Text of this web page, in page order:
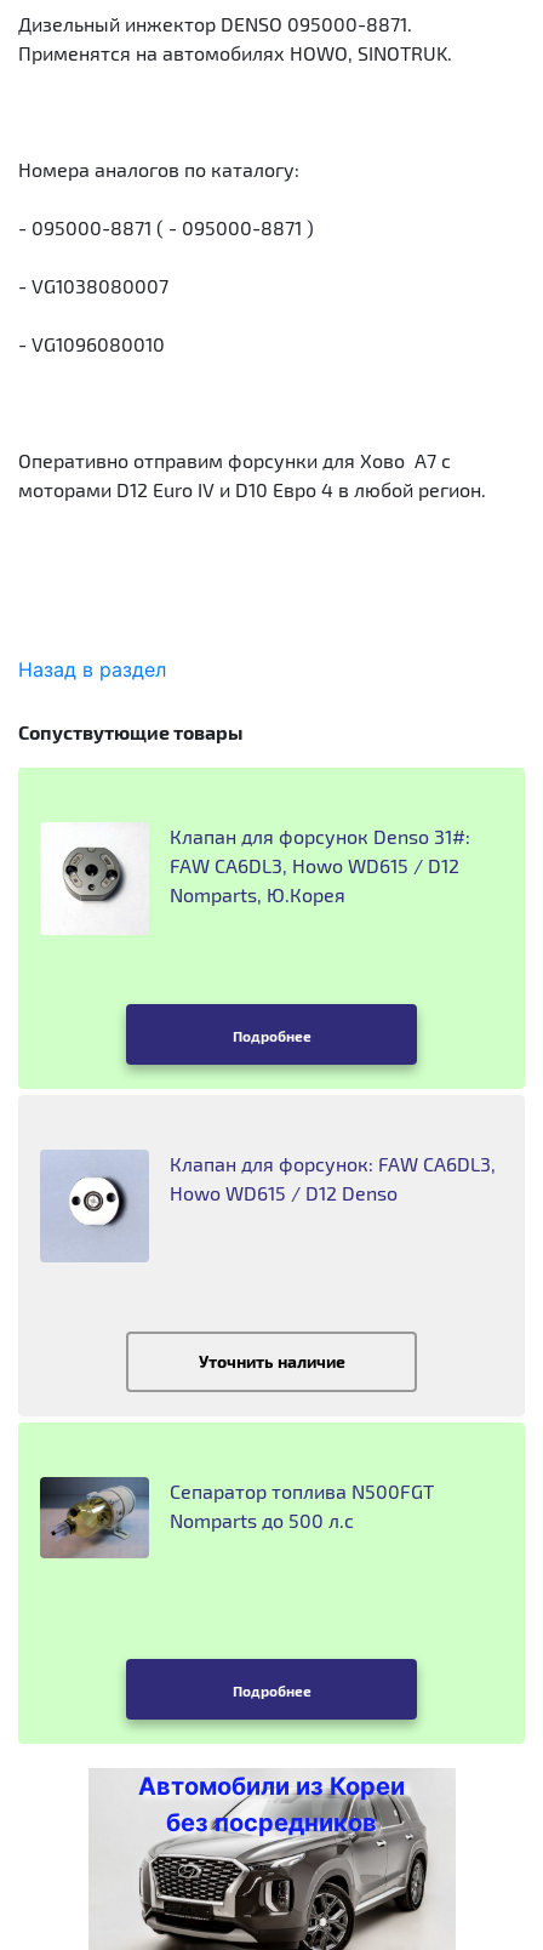
Дизельный инжектор DENSO 095000-8871.
Применятся на автомобилях HOWO, SINOTRUK.
Номера аналогов по каталогу:
- 095000-8871 ( - 095000-8871 )
- VG1038080007
- VG1096080010
Оперативно отправим форсунки для Хово A7 с
моторами D12 Euro IV и D10 Евро 4 в любой регион.
Назад в раздел
Сопуствутющие товары
Клапан для форсунок Denso 31#:
FAW CA6DL3, Howo WD615 / D12
Nomparts, Ю.Корея
Подробнее
Клапан для форсунок: FAW CA6DL3,
Howo WD615 / D12 Denso
Уточнить наличие
Сепаратор топлива N500FGT
Nomparts до 500 л.с
Подробнее
Автомобили из Кореи
без посредников